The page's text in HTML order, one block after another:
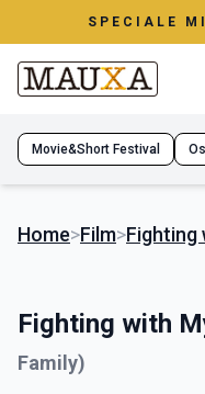
SPECIALE
Movie&Short Festival
Home>Film>Fighting
Fighting with
Family)